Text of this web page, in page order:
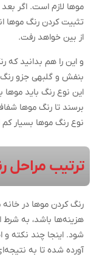
موها لازم است. اگر بعد
تثبیت کردن رنگ موها
از بین خواهد رفت.
و این را هم بدانید که
بنفش و گلبهی جزو
این نوع رنگ باید
برسند تا رنگ موها
نوع رنگ موها بسیار
ترتیب مراحل
رنگ کردن موها در خانه
هزینه‌ها باشد، به
شود. اینجا چند نکته و
آورده شده تا به